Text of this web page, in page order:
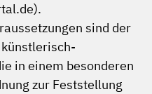
sind der
in einem besonderen
zur Feststellung